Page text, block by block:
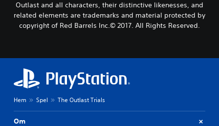
Outlast and all characters, their distinctive likenesses, and
related elements are trademarks and material protected by
copyright of Red Barrels Inc.© 2017. All Rights Reserved.
Hem Spel The Outlast Trials
Om